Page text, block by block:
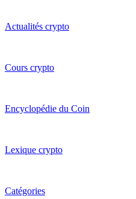
Actualités crypto
Cours crypto
Encyclopédie du Coin
Lexique crypto
Catégories